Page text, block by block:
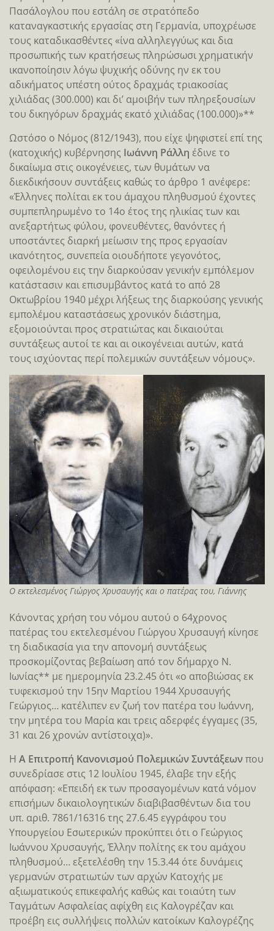
Πασάλογλου που εστάλη σε στρατόπεδο
καταναγκαστικής εργασίας στη Γερμανία, υποχρέωσε
τους καταδικασθέντες «ίνα αλληλεγγύως και δια
προσωπικής των κρατήσεως πληρώσωσι χρηματικήν
ικανοποίησιν λόγω ψυχικής οδύνης ην εκ του
αδικήματος υπέστη ούτος δραχμάς τριακοσίας
χιλιάδας (300.000) και δι’ αμοιβήν των πληρεξουσίων
του δικηγόρων δραχμάς εκατό χιλιάδας (100.000)»**
Ωστόσο ο Νόμος (812/1943), που είχε ψηφιστεί επί της
(κατοχικής) κυβέρνησης Ιωάννη Ράλλη έδινε το
δικαίωμα στις οικογένειες, των θυμάτων να
διεκδικήσουν συντάξεις καθώς το άρθρο 1 ανέφερε:
«Έλληνες πολίται εκ του άμαχου πληθυσμού έχοντες
συμπεπληρωμένο το 14ο έτος της ηλικίας των και
ανεξαρτήτως φύλου, φονευθέντες, θανόντες ή
υποστάντες διαρκή μείωσιν της προς εργασίαν
ικανότητος, συνεπεία οιουδήποτε γεγονότος,
οφειλομένου εις την διαρκούσαν γενικήν εμπόλεμον
κατάστασιν και επισυμβάντος κατά το από 28
Οκτωβρίου 1940 μέχρι λήξεως της διαρκούσης γενικής
εμπολέμου καταστάσεως χρονικόν διάστημα,
εξομοιούνται προς στρατιώτας και δικαιούται
συντάξεως αυτοί τε και αι οικογένειαι αυτών, κατά
τους ισχύοντας περί πολεμικών συντάξεων νόμους».
O εκτελεσμένος Γιώργος Χρυσαυγής και ο πατέρας του, Γιάννης
Κάνοντας χρήση του νόμου αυτού ο 64χρονος
πατέρας του εκτελεσμένου Γιώργου Χρυσαυγή κίνησε
τη διαδικασία για την απονομή συντάξεως
προσκομίζοντας βεβαίωση από τον δήμαρχο Ν.
Ιωνίας** με ημερομηνία 23.2.45 ότι «ο αποβιώσας εκ
τυφεκισμού την 15ην Μαρτίου 1944 Χρυσαυγής
Γεώργιος… κατέλιπεν εν ζωή τον πατέρα του Ιωάννη,
την μητέρα του Μαρία και τρεις αδερφές έγγαμες (35,
31 και 26 χρονών αντίστοιχα)».
Η Α Επιτροπή Κανονισμού Πολεμικών Συντάξεωνπου
συνεδρίασε στις 12 Ιουλίου 1945, έλαβε την εξής
απόφαση: «Επειδή εκ των προσαγομένων κατά νόμον
επισήμων δικαιολογητικών διαβιβασθέντων δια του
υπ. αριθ. 7861/16316 της 27.6.45 εγγράφου του
Υπουργείου Εσωτερικών προκύπτει ότι ο Γεώργιος
Ιωάννου Χρυσαυγής, Έλλην πολίτης εκ του αμάχου
πληθυσμού… εξετελέσθη την 15.3.44 ότε δυνάμεις
γερμανών στρατιωτών των αρχών Κατοχής με
αξιωματικούς επικεφαλής καθώς και τοιαύτη των
Ταγμάτων Ασφαλείας αφίχθη εις Καλογρέζαν και
προέβη εις συλλήψεις πολλών κατοίκων Καλογρέζης